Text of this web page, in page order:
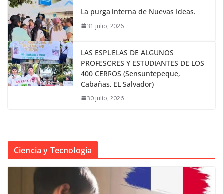
La purga interna de Nuevas Ideas.
31 julio, 2026
LAS ESPUELAS DE ALGUNOS
PROFESORES Y ESTUDIANTES DE LOS
400 CERROS (Sensuntepeque,
Cabañas, EL Salvador)
30 julio, 2026
Ciencia y Tecnología